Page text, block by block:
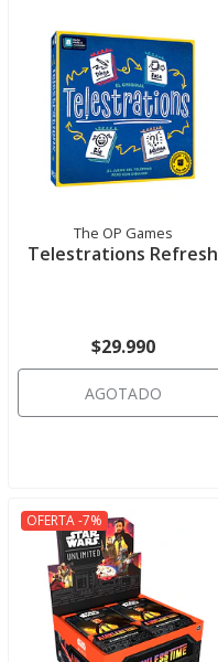
The OP Games
Telestrations Refresh
$29.990
AGOTADO
OFERTA -7%